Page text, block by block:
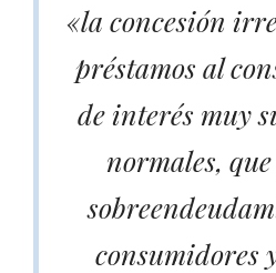
«la concesión
préstamos al
de interés muy
normales,
consumidores